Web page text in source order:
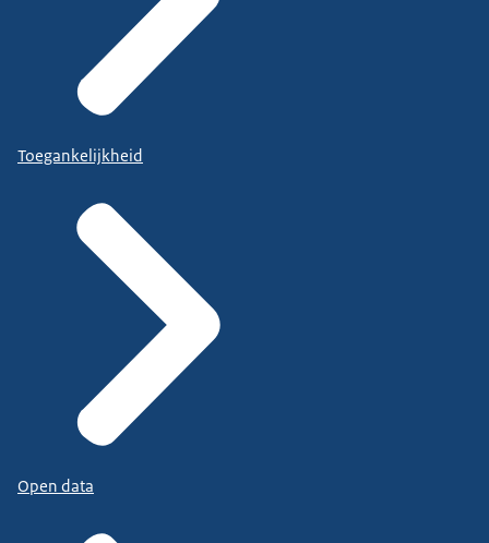
Toegankelijkheid
Open data